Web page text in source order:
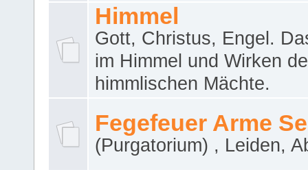
Himmel
Gott, Christus, Engel.
im Himmel und Wirken
himmlischen Mächte.
Fegefeuer Arme
(Purgatorium) , Leiden,